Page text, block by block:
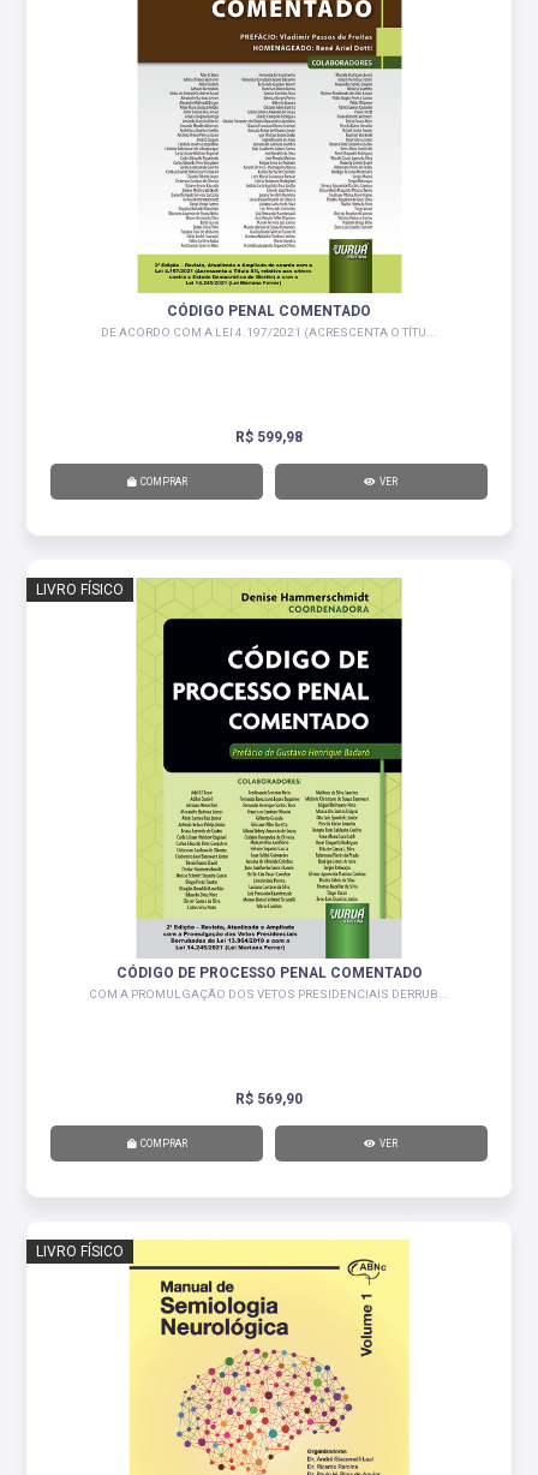
CÓDIGO PENAL COMENTADO
DE ACORDO COM A LEI 4.197/2021 (ACRESCENTA O TÍTU...
R$ 599,98
COMPRAR VER
LIVRO FÍSICO
CÓDIGO DE PROCESSO PENAL COMENTADO
COM A PROMULGAÇÃO DOS VETOS PRESIDENCIAIS DERRUB...
R$ 569,90
COMPRAR VER
LIVRO FÍSICO